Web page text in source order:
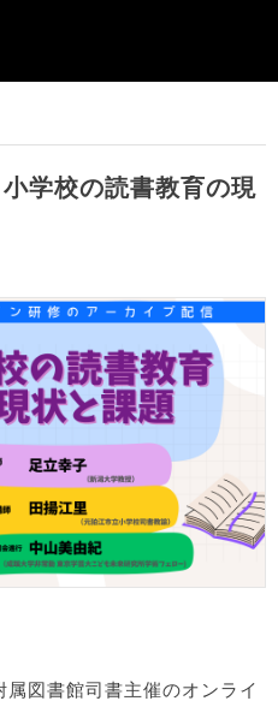
学校の読書教育の現
図書館司書主催のオンライ